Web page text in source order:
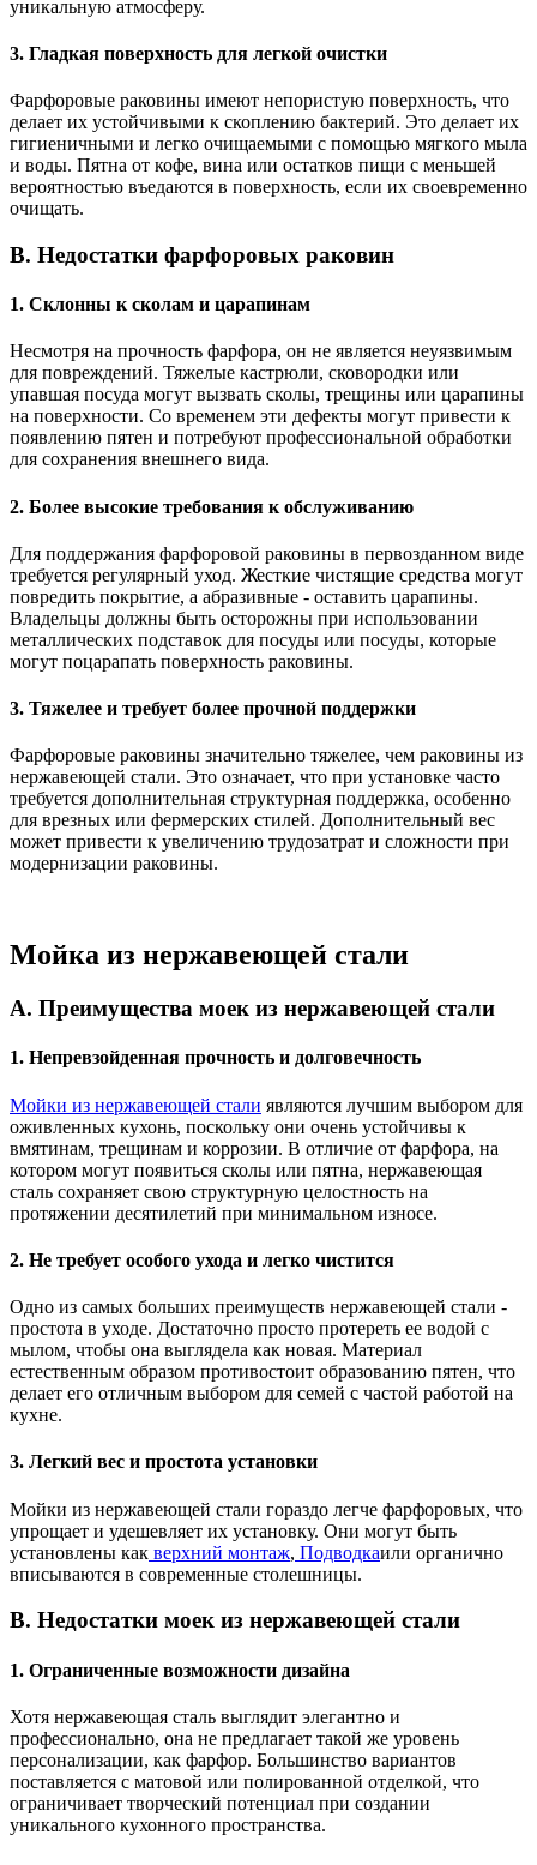
уникальную атмосферу.
3. Гладкая поверхность для легкой очистки
Фарфоровые раковины имеют непористую поверхность, что
делает их устойчивыми к скоплению бактерий. Это делает их
гигиеничными и легко очищаемыми с помощью мягкого мыла
и воды. Пятна от кофе, вина или остатков пищи с меньшей
вероятностью въедаются в поверхность, если их своевременно
очищать.
B. Недостатки фарфоровых раковин
1. Склонны к сколам и царапинам
Несмотря на прочность фарфора, он не является неуязвимым
для повреждений. Тяжелые кастрюли, сковородки или
упавшая посуда могут вызвать сколы, трещины или царапины
на поверхности. Со временем эти дефекты могут привести к
появлению пятен и потребуют профессиональной обработки
для сохранения внешнего вида.
2. Более высокие требования к обслуживанию
Для поддержания фарфоровой раковины в первозданном виде
требуется регулярный уход. Жесткие чистящие средства могут
повредить покрытие, а абразивные - оставить царапины.
Владельцы должны быть осторожны при использовании
металлических подставок для посуды или посуды, которые
могут поцарапать поверхность раковины.
3. Тяжелее и требует более прочной поддержки
Фарфоровые раковины значительно тяжелее, чем раковины из
нержавеющей стали. Это означает, что при установке часто
требуется дополнительная структурная поддержка, особенно
для врезных или фермерских стилей. Дополнительный вес
может привести к увеличению трудозатрат и сложности при
модернизации раковины.
Мойка из нержавеющей стали
A. Преимущества моек из нержавеющей стали
1. Непревзойденная прочность и долговечность
Мойки из нержавеющей стали являются лучшим выбором для
оживленных кухонь, поскольку они очень устойчивы к
вмятинам, трещинам и коррозии. В отличие от фарфора, на
котором могут появиться сколы или пятна, нержавеющая
сталь сохраняет свою структурную целостность на
протяжении десятилетий при минимальном износе.
2. Не требует особого ухода и легко чистится
Одно из самых больших преимуществ нержавеющей стали -
простота в уходе. Достаточно просто протереть ее водой с
мылом, чтобы она выглядела как новая. Материал
естественным образом противостоит образованию пятен, что
делает его отличным выбором для семей с частой работой на
кухне.
3. Легкий вес и простота установки
Мойки из нержавеющей стали гораздо легче фарфоровых, что
упрощает и удешевляет их установку. Они могут быть
установлены как верхний монтаж, Подводкаили органично
вписываются в современные столешницы.
B. Недостатки моек из нержавеющей стали
1. Ограниченные возможности дизайна
Хотя нержавеющая сталь выглядит элегантно и
профессионально, она не предлагает такой же уровень
персонализации, как фарфор. Большинство вариантов
поставляется с матовой или полированной отделкой, что
ограничивает творческий потенциал при создании
уникального кухонного пространства.